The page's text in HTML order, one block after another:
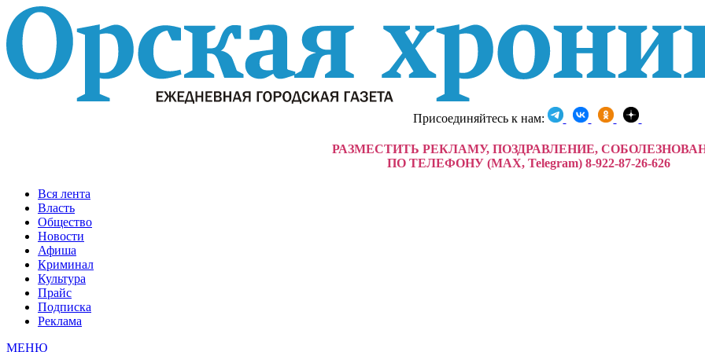
Присоединяйтесь к нам:
РАЗМЕСТИТЬ РЕКЛАМУ, ПОЗДРАВЛЕНИЕ,
ПО ТЕЛЕФОНУ (MAX, Telegram) 8-922-87-26-626
Вся лента
Власть
Общество
Новости
Афиша
Криминал
Культура
Прайс
Подписка
Реклама
МЕНЮ